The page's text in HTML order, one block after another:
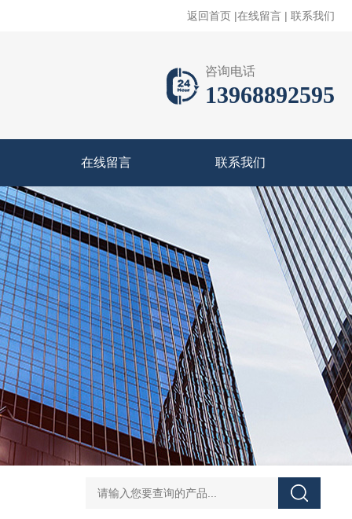
返回首页 |在线留言 | 联系我们
咨询电话
13968892595
在线留言 联系我们
防水防腐检修插座箱 4回路带漏电防爆照明配电箱